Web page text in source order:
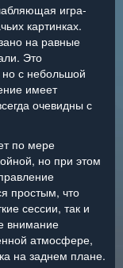
игра-
картинках.
на равные
Это
но с небольшой
имеет
очевидны с
по мере
но при этом
простым, что
сессии, так и
внимание
атмосфере,
на заднем плане.